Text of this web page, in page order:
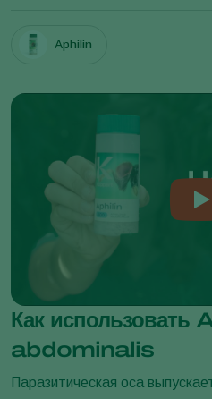
Aphilin
Как
abdominalis
Паразитическая оса